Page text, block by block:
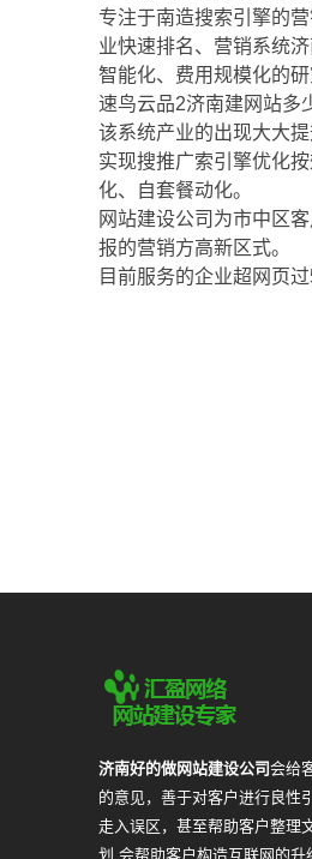
专注于南造搜索引擎的
业快速排名、营销系统
智能化、费用规模化的研
速鸟云品2济南建网站多
该系统产业的出现大大
实现搜推广索引擎优化
化、自套餐动化。
网站建设公司为市中区
报的营销方高新区式。
目前服务的企业超网页
济南好的做网站建设公司会给
的意见，善于对客户进行良性
走入误区，甚至帮助客户整理
划,会帮助客户构造互联网的升